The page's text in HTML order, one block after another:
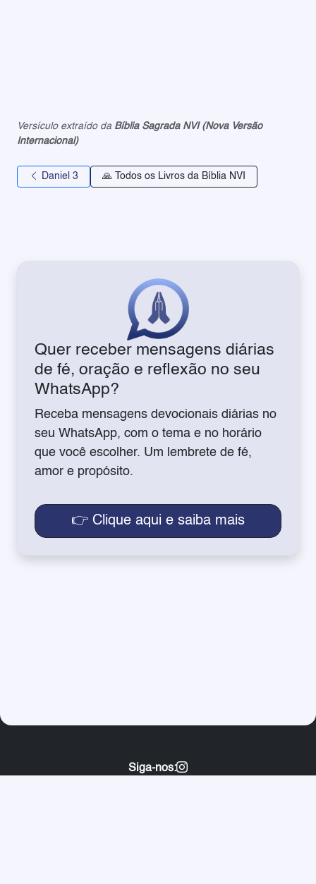
Versículo extraído da Bíblia Sagrada NVI (Nova Versão
Internacional)
Daniel 3 🙏 Todos os Livros da Bíblia NVI
Quer receber mensagens diárias
de fé, oração e reflexão no seu
WhatsApp?
Receba mensagens devocionais diárias no
seu WhatsApp, com o tema e no horário
que você escolher. Um lembrete de fé,
amor e propósito.
👉 Clique aqui e saiba mais
Siga-nos: